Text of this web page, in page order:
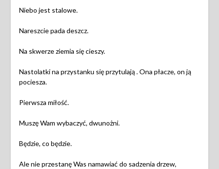
Niebo jest stalowe.
Nareszcie pada deszcz.
Na skwerze ziemia się cieszy.
Nastolatki na przystanku się przytulają . Ona płacze, on ją
pociesza.
Pierwsza miłość.
Muszę Wam wybaczyć, dwunożni.
Będzie, co będzie.
Ale nie przestanę Was namawiać do sadzenia drzew,